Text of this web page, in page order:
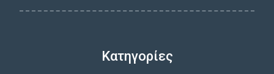
Κατηγορίες